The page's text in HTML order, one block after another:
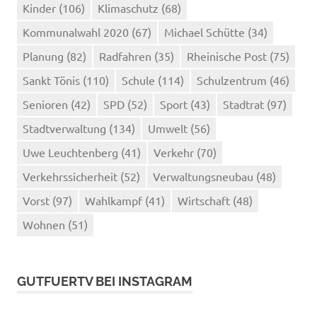
Kinder (106) Klimaschutz (68)
Kommunalwahl 2020 (67) Michael Schütte (34)
Planung (82) Radfahren (35) Rheinische Post (75)
Sankt Tönis (110) Schule (114) Schulzentrum (46)
Senioren (42) SPD (52) Sport (43) Stadtrat (97)
Stadtverwaltung (134) Umwelt (56)
Uwe Leuchtenberg (41) Verkehr (70)
Verkehrssicherheit (52) Verwaltungsneubau (48)
Vorst (97) Wahlkampf (41) Wirtschaft (48)
Wohnen (51)
GUTFUERTV BEI INSTAGRAM